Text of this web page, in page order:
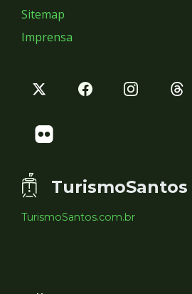
Sitemap
Imprensa
TurismoSantos
TurismoSantos.com.br